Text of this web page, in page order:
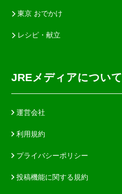
東京 おでかけ
レシピ・献立
JREメディアについて
運営会社
利用規約
プライバシーポリシー
投稿機能に関する規約